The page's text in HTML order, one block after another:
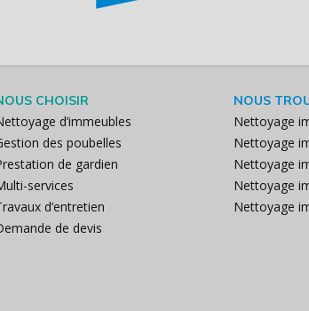
CHOISIR
d’immeubles
des poubelles
de gardien
services
d’entretien
de devis
NOUS
Nettoyage
Nettoyage
Nettoyage
Nettoyage
Nettoyage